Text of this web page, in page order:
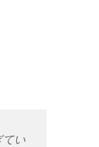
てい